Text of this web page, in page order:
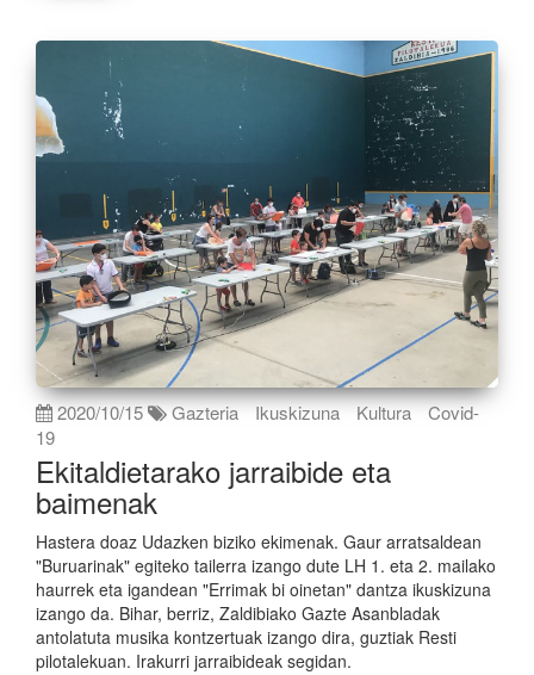
2020/10/15 Gazteria Ikuskizuna Kultura
Covid-
19
Ekitaldietarako jarraibide eta
baimenak
Hastera doaz Udazken biziko ekimenak. Gaur arratsaldean
"Buruarinak" egiteko tailerra izango dute LH 1. eta 2. mailako
haurrek eta igandean "Errimak bi oinetan" dantza ikuskizuna
izango da. Bihar, berriz, Zaldibiako Gazte Asanbladak
antolatuta musika kontzertuak izango dira, guztiak Resti
pilotalekuan. Irakurri jarraibideak segidan.